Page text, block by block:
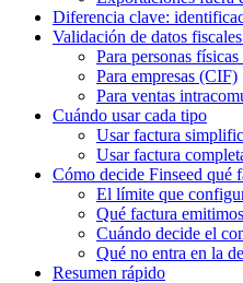
Diferencia clave:
Validación de datos
Para personas
Para empresas (CIF)
Para ventas
Cuándo usar cada tipo
Usar factura
Usar factura
Cómo decide Finseed qué
El límite que
Qué factura
Cuándo decide el
Qué no entra en la
Resumen rápido